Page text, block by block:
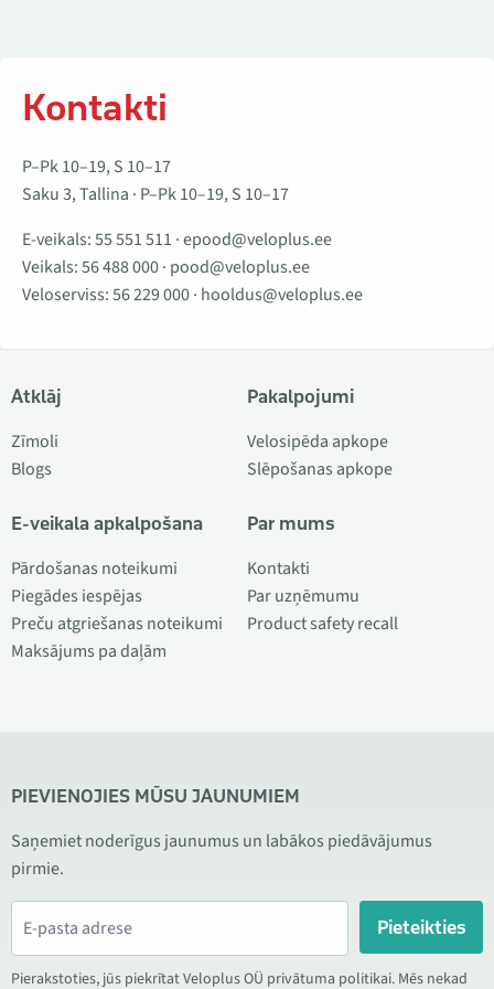
Kontakti
P–Pk 10–19, S 10–17
Saku 3, Tallina · P–Pk 10–19, S 10–17
E-veikals:55 551 511 ·epood@veloplus.ee
Veikals:56 488 000· pood@veloplus.ee
Veloserviss:56 229 000· hooldus@veloplus.ee
Atklāj
Zīmoli
Blogs
E-veikala apkalpošana
Pārdošanas noteikumi
Piegādes iespējas
Preču atgriešanas noteikumi
Maksājums pa daļām
Pakalpojumi
Velosipēda apkope
Slēpošanas apkope
Par mums
Kontakti
Par uzņēmumu
Product safety recall
PIEVIENOJIES MŪSU JAUNUMIEM
Saņemiet noderīgus jaunumus un labākos piedāvājumus
pirmie.
Pieteikties
Pierakstoties, jūs piekrītat Veloplus OÜ privātuma politikai. Mēs nekad